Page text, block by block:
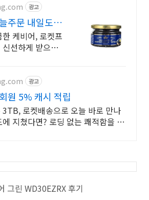
광고
주문 내일도착
케비어, 로켓프
선하게 받으세
광고
원 5% 캐시 적립
3TB, 로켓배송으로 오늘 바로 만나
지쳤다면? 로딩 없는 쾌적함을 쿠
그린 WD30EZRX 후기